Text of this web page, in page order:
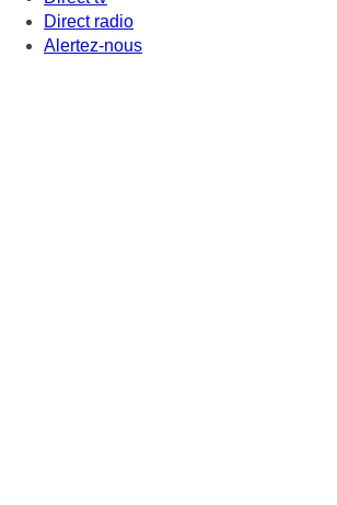
Direct radio
Alertez-nous